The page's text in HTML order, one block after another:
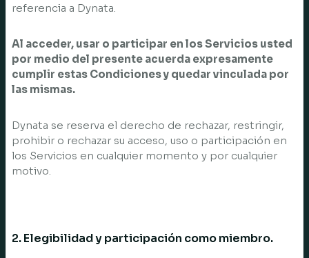
referencia a Dynata.
Al acceder, usar o participar en los Servicios usted
por medio del presente acuerda expresamente
cumplir estas Condiciones y quedar vinculada por
las mismas.
Dynata se reserva el derecho de rechazar, restringir,
prohibir o rechazar su acceso, uso o participación en
los Servicios en cualquier momento y por cualquier
motivo.
2. Elegibilidad y participación como miembro.